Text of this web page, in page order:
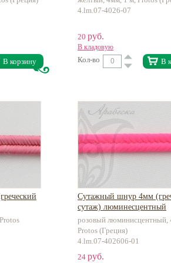
В корзину
4.lm.07-4026-07
20 руб.
В кладовую
Кол-во В
Сутажный шнур 4мм
сутаж) люминесцентный
розовый люминисцентный,
Protos (Греция)
4.lm.07-402606-01
24 руб.